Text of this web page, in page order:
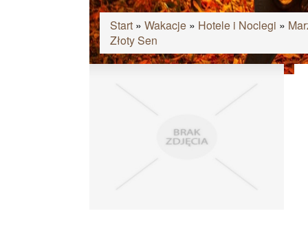
Start » Wakacje » Hotele i Noclegi »
Złoty Sen